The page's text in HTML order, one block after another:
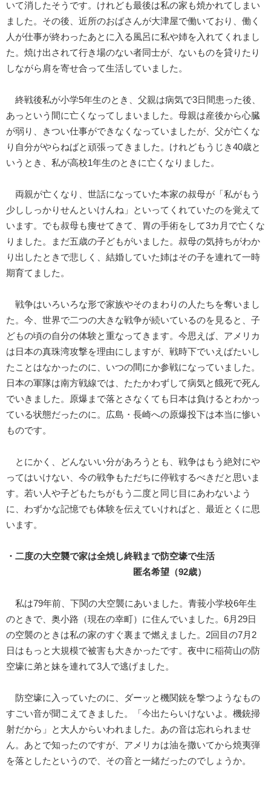
いて消したそうです。けれども最後は私の家も焼かれてしまい
ました。その後、近所のおばさんが大津屋で働いており、働く
人が仕事が終わったあとに入る風呂に私や姉を入れてくれまし
た。焼け出されて行き場のない者同士が、ないものを貸りたり
しながら肩を寄せ合って生活していました。
終戦後私が小学5年生のとき、父親は病気で3日間患った後、
あっという間に亡くなってしまいました。母親は産後から心臓
が弱り、きつい仕事ができなくなっていましたが、父が亡くな
り自分がやらねばと頑張ってきました。けれどもうじき40歳と
いうとき、私が高校1年生のときに亡くなりました。
両親が亡くなり、世話になっていた本家の叔母が「私がもう
少ししっかりせんといけんね」といってくれていたのを覚えて
います。でも叔母も痩せてきて、胃の手術をして3カ月で亡くな
りました。まだ五歳の子どもがいました。叔母の気持ちがわか
り出したときで悲しく、結婚していた姉はその子を連れて一時
期育てました。
戦争はいろいろな形で家族やそのまわりの人たちを奪いまし
た。今、世界で二つの大きな戦争が続いているのを見ると、子
どもの頃の自分の体験と重なってきます。今思えば、アメリカ
は日本の真珠湾攻撃を理由にしますが、戦時下でいえばたいし
たことはなかったのに、いつの間にか参戦になっていました。
日本の軍隊は南方戦線では、たたかわずして病気と餓死で死ん
でいきました。原爆まで落とさなくても日本は負けるとわかっ
ている状態だったのに。広島・長崎への原爆投下は本当に惨い
ものです。
とにかく、どんないい分があろうとも、戦争はもう絶対にや
ってはいけない、今の戦争もただちに停戦するべきだと思いま
す。若い人や子どもたちがもう二度と同じ目にあわないよう
に、わずかな記憶でも体験を伝えていければと、最近とくに思
います。
・二度の大空襲で家は全焼し終戦まで防空壕で生活
匿名希望（92歳）
私は79年前、下関の大空襲にあいました。青莪小学校6年生
のときで、奥小路（現在の幸町）に住んでいました。6月29日
の空襲のときは私の家のすぐ裏まで燃えました。2回目の7月2
日はもっと大規模で被害も大きかったです。夜中に稲荷山の防
空壕に弟と妹を連れて3人で逃げました。
防空壕に入っていたのに、ダーッと機関銃を撃つようなもの
すごい音が聞こえてきました。「今出たらいけないよ。機銃掃
射だから」と大人からいわれました。あの音は忘れられませ
ん。あとで知ったのですが、アメリカは油を撒いてから焼夷弾
を落としたというので、その音と一緒だったのでしょうか。